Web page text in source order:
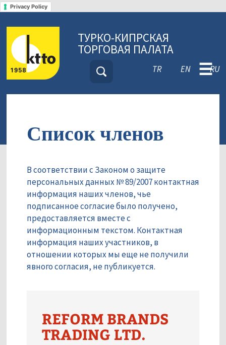
Privacy Policy
ТУРКО-КИПРСКАЯ
ТОРГОВАЯ ПАЛАТА
TR EN RU
☰
Список членов
В соответствии с Законом о защите
персональных данных № 89/2007 контактная
информация наших членов, чье
подписанное согласие было получено,
предоставляется вместе с
информационным текстом. Контактная
информация наших участников, в
отношении которых мы еще не получили
явного согласия, не публикуется.
REFORM BRANDS
TRADING LTD.